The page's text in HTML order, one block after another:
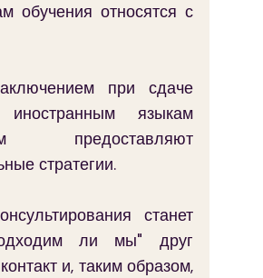
обучения относятся с
языкам
предоставляют
стратегии.
станет
ли мы" друг
и, таким образом,